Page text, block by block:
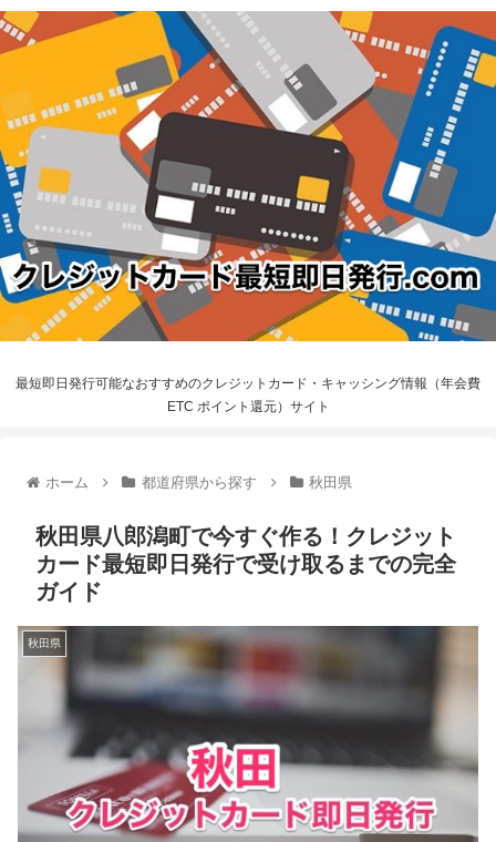
最短即日発行可能なおすすめのクレジットカード・キャッシング情報（年会費
ETC ポイント還元）サイト
ホーム 都道府県から探す 秋田県
秋田県八郎潟町で今すぐ作る！クレジット
カード最短即日発行で受け取るまでの完全
ガイド
秋田県